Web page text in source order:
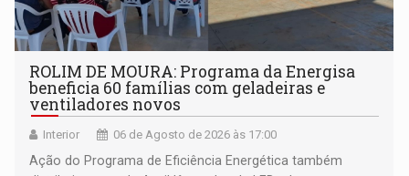
ROLIM DE MOURA: Programa da Energisa
beneficia 60 famílias com geladeiras e
ventiladores novos
Interior 06 de Agosto de 2026 às 17:00
Ação do Programa de Eficiência Energética também